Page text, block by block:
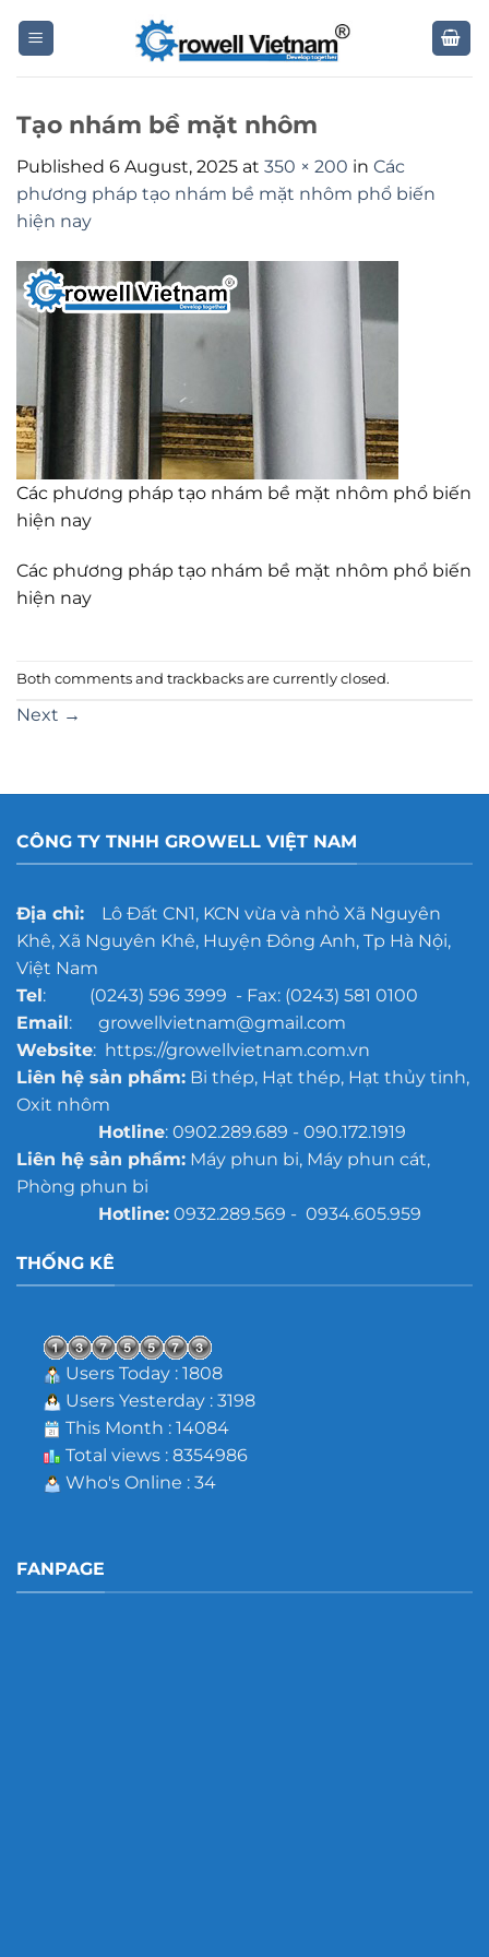
Tạo nhám bề mặt nhôm
Published 6 August, 2025 at 350 × 200 in Các
phương pháp tạo nhám bề mặt nhôm phổ biến
hiện nay
Các phương pháp tạo nhám bề mặt nhôm phổ biến
hiện nay
Các phương pháp tạo nhám bề mặt nhôm phổ biến
hiện nay
Both comments and trackbacks are currently closed.
Next →
CÔNG TY TNHH GROWELL VIỆT NAM
Địa chỉ:Lô Đất CN1, KCN vừa và nhỏ Xã Nguyên
Khê, Xã Nguyên Khê, Huyện Đông Anh, Tp Hà Nội,
Việt Nam
Tel: (0243) 596 3999 - Fax: (0243) 581 0100
Email: growellvietnam@gmail.com
Website: https://growellvietnam.com.vn
Liên hệ sản phẩm:Bi thép, Hạt thép, Hạt thủy tinh,
Oxit nhôm
Hotline: 0902.289.689 - 090.172.1919
Liên hệ sản phẩm:Máy phun bi, Máy phun cát,
Phòng phun bi
Hotline:0932.289.569 - 0934.605.959
THỐNG KÊ
Users Today : 1808
Users Yesterday : 3198
This Month : 14084
Total views : 8354986
Who's Online : 34
FANPAGE